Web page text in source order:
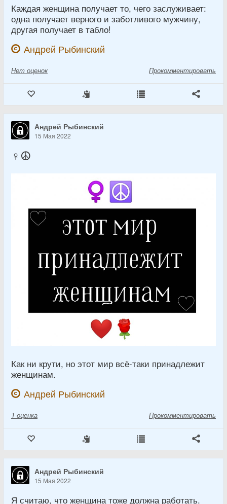
Каждая женщина получает то, чего заслуживает:
одна получает верного и заботливого мужчину,
другая получает в табло!
Андрей Рыбинский
Нет оценок Прокомментировать
Андрей Рыбинский
15 Мая 2022
♀️☮️
Как ни крути, но этот мир всё-таки принадлежит
женщинам.
Андрей Рыбинский
1 оценка Прокомментировать
Андрей Рыбинский
15 Мая 2022
Я считаю, что женщина тоже должна работать.